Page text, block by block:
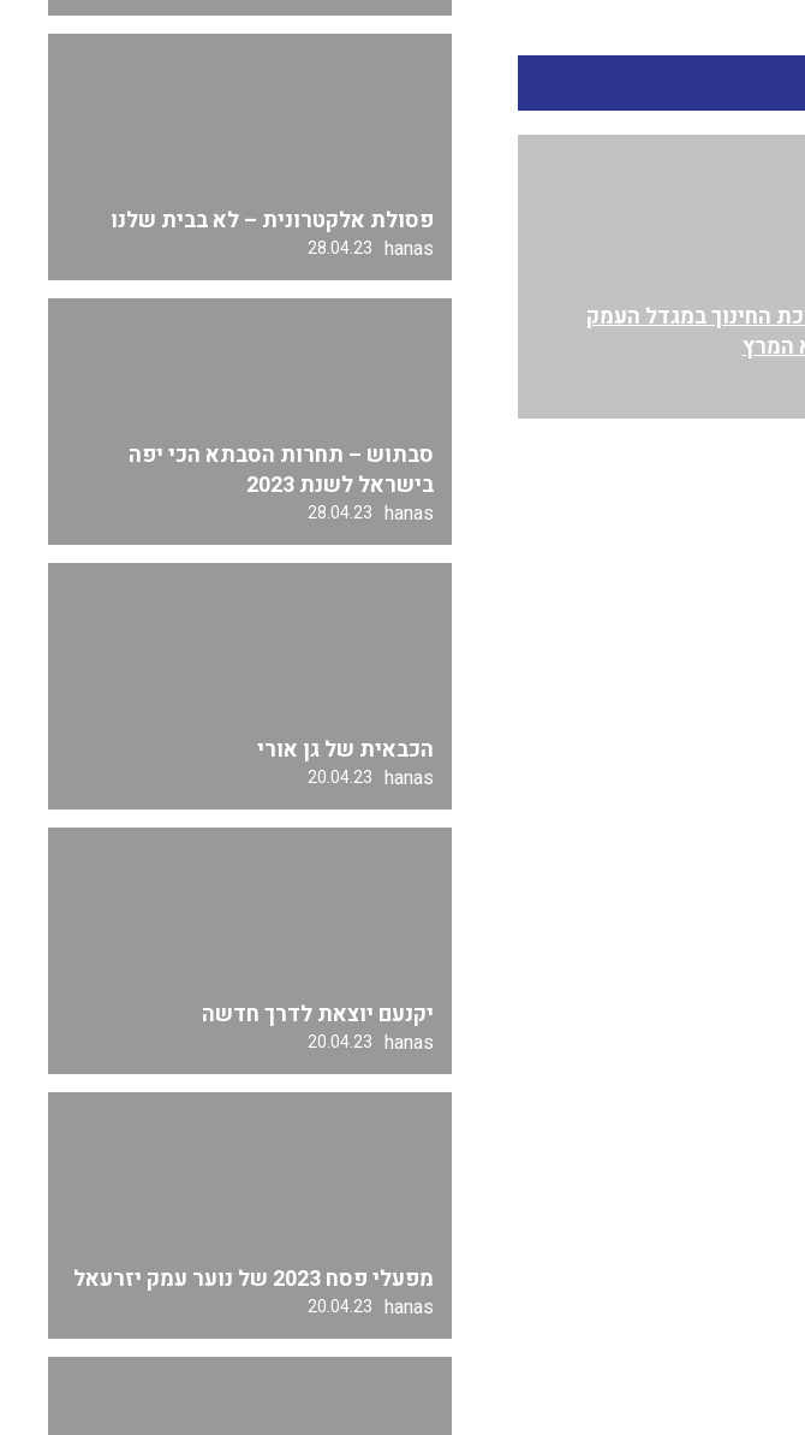
החינוך במגדל העמק
המרץ
פסולת אלקטרונית – לא בבית שלנו
hanas
28.04.23
סבתוש – תחרות הסבתא הכי יפה
בישראל לשנת 2023
hanas
28.04.23
הכבאית של גן אורי
hanas
20.04.23
יקנעם יוצאת לדרך חדשה
hanas
20.04.23
מפעלי פסח 2023 של נוער עמק יזרעאל
hanas
20.04.23